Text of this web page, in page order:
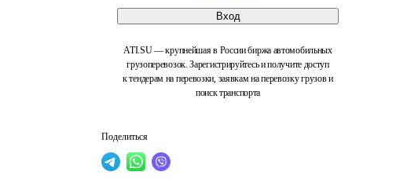
Вход
ATI.SU — крупнейшая в России биржа автомобильных
грузоперевозок. Зарегистрируйтесь и получите доступ
к тендерам на перевозки, заявкам на перевозку грузов и
поиск транспорта
Поделиться